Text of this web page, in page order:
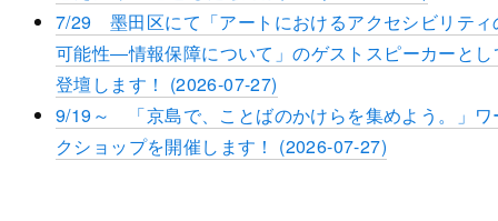
7/29 墨田区にて「アートにおけるアクセシビリティ
可能性―情報保障について」のゲストスピーカーとし
登壇します！ (2026-07-27)
9/19～ 「京島で、ことばのかけらを集めよう。」ワ
クショップを開催します！ (2026-07-27)